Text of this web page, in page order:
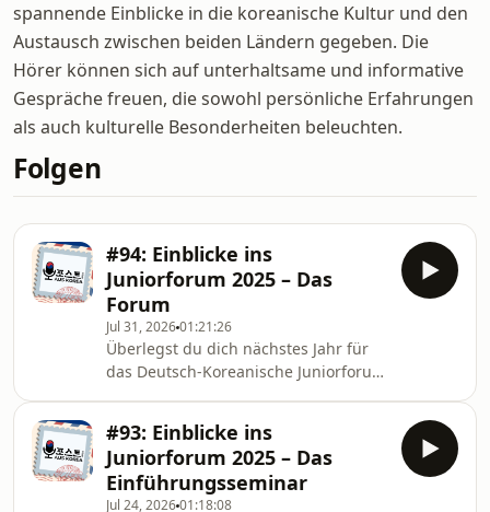
spannende Einblicke in die koreanische Kultur und den
Austausch zwischen beiden Ländern gegeben. Die
Hörer können sich auf unterhaltsame und informative
Gespräche freuen, die sowohl persönliche Erfahrungen
als auch kulturelle Besonderheiten beleuchten.
Folgen
#94: Einblicke ins
Juniorforum 2025 – Das
Forum
Jul 31, 202601:21:26
Überlegst du dich nächstes Jahr für
das Deutsch-Koreanische Juniorforum
beantworten kannst, dann ist diese
zweite Folge zum Juniorforum 2025 in
Seoul eine weitere Quelle an
#93: Einblicke ins
Juniorforum 2025 – Das
Einführungsseminar
Jul 24, 202601:18:08